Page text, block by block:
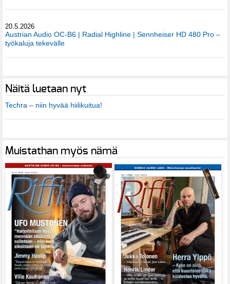
20.5.2026
Austrian Audio OC-B6 | Radial Highline | Sennheiser HD 480 Pro –
työkaluja tekevälle
Näitä luetaan nyt
Techra – niin hyvää hiilikuitua!
Muistathan myös nämä